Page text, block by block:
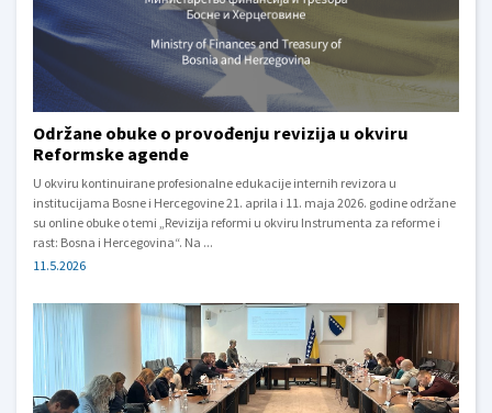
Održane obuke o provođenju revizija u okviru
Reformske agende
U okviru kontinuirane profesionalne edukacije internih revizora u
institucijama Bosne i Hercegovine 21. aprila i 11. maja 2026. godine održane
su online obuke o temi „Revizija reformi u okviru Instrumenta za reforme i
rast: Bosna i Hercegovina“. Na ...
11.5.2026